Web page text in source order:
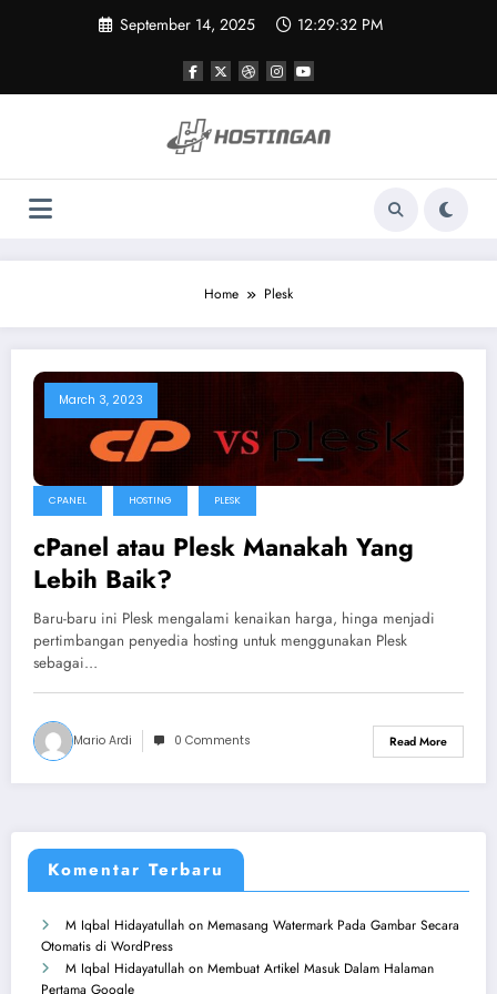
September 14, 2025 12:29:32 PM
Home Plesk
March 3, 2023
CPANEL HOSTING PLESK
cPanel atau Plesk Manakah Yang
Lebih Baik?
Baru-baru ini Plesk mengalami kenaikan harga, hinga menjadi
pertimbangan penyedia hosting untuk menggunakan Plesk
sebagai…
Mario Ardi 0 Comments Read More
Komentar Terbaru
M Iqbal Hidayatullah on Memasang Watermark Pada Gambar Secara
Otomatis di WordPress
M Iqbal Hidayatullah on Membuat Artikel Masuk Dalam Halaman
Pertama Google